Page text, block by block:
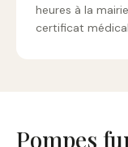
heures à la
certificat
Pompes